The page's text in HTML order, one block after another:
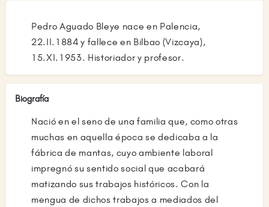
Pedro Aguado Bleye nace en Palencia,
22.II.1884 y fallece en Bilbao (Vizcaya),
15.XI.1953. Historiador y profesor.
Biografía
Nació en el seno de una familia que, como otras
muchas en aquella época se dedicaba a la
fábrica de mantas, cuyo ambiente laboral
impregnó su sentido social que acabará
matizando sus trabajos históricos. Con la
mengua de dichos trabajos a mediados del